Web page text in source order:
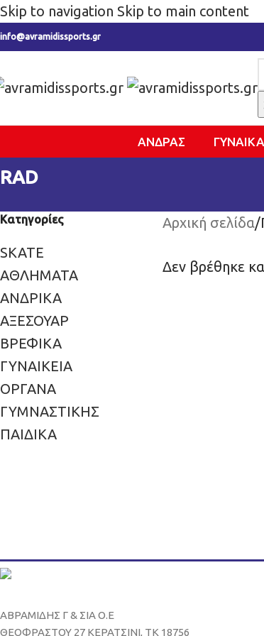
Skip to navigation Skip to main content
info@avramidissports.gr
ΑΝΔΡΑΣ ΓΥΝΑΙΚΑ
RAD
Κατηγορίες
SKATE
ΑΘΛΗΜΑΤΑ
ΑΝΔΡΙΚΑ
ΑΞΕΣΟΥΑΡ
ΒΡΕΦΙΚΑ
ΓΥΝΑΙΚΕΙΑ
ΟΡΓΑΝΑ
ΓΥΜΝΑΣΤΙΚΗΣ
ΠΑΙΔΙΚΑ
Αρχική σελίδα/
Δεν βρέθηκε
ΑΒΡΑΜΙΔΗΣ Γ & ΣΙΑ Ο.Ε
ΘΕΟΦΡΑΣΤΟΥ 27 ΚΕΡΑΤΣΙΝΙ, ΤΚ 18756